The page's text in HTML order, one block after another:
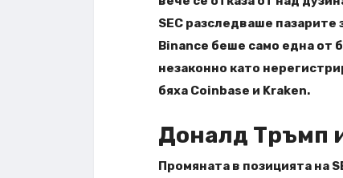
SEC разследваше
Binance беше само една от
незаконно като
бяха Coinbase и Kraken.
Доналд Тръмп
Промяната в позицията на